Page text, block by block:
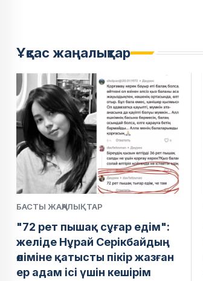
Ұқсас жаңалықтар
БАСТЫ ЖАҢАЛЫҚТАР
"72 рет пышақ сұғар едім":
желіде Нұрай Серікбайдың
өліміне қатысты пікір жазған
ер адам ісі үшін кешірім